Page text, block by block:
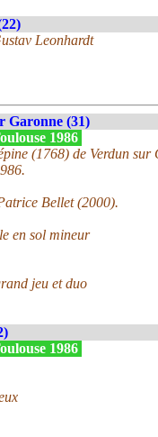
Leonhardt
Garonne (31)
1986
(1768) de Verdun
Bellet (2000).
en sol mineur
jeu et duo
1986